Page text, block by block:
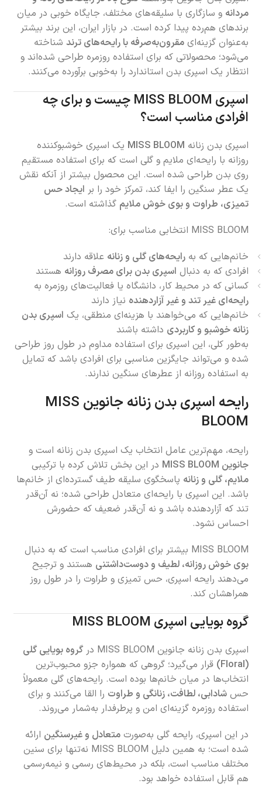
مردانه و سازگاری با سلیقه‌های مختلف، جایگاه خوبی در میان
برندهای هم‌رده پیدا کرده است. در بازار ایران، این برند بیشتر
به‌عنوان گزینه‌ایمقرون‌به‌صرفه با رایحه‌های ترند شناخته
می‌شود؛ محصولاتی که برای استفاده روزمره طراحی شده‌اند و
انتظار یک اسپری بدن استاندارد را به‌خوبی برآورده می‌کنند.
اسپری MISS BLOOM چیست و برای چه
افرادی مناسب است؟
اسپری بدن زنانه MISS BLOOM یک اسپری خوشبوکننده
روزانه با رایحه‌ای ملایم و گلی است که برای استفاده مستقیم
روی بدن طراحی شده است. این محصول بیشتر از آنکه نقش
یک عطر سنگین را ایفا کند، تمرکز خود را بر ایجاد حس
تمیزی، طراوت و بوی خوش ملایم گذاشته است.
MISS BLOOM انتخابی مناسب برای:
خانم‌هایی که بهرایحه‌های گلی و زنانه علاقه دارند
افرادی که به دنبال اسپری بدن برای مصرف روزانه هستند
کسانی که در محیط کار، دانشگاه یا فعالیت‌های روزمره به
رایحه‌ای غیر تند و غیر آزاردهنده نیاز دارند
خانم‌هایی که می‌خواهند با هزینه‌ای منطقی، یک اسپری بدن
زنانه خوشبو و کاربردی داشته باشند
به‌طور کلی، این اسپری برای استفاده مداوم در طول روز طراحی
شده و می‌تواند جایگزین مناسبی برای افرادی باشد که تمایل
به استفاده روزانه از عطرهای سنگین ندارند.
رایحه اسپری بدن زنانه جانوین MISS
BLOOM
رایحه، مهم‌ترین عامل انتخاب یک اسپری بدن زنانه است و
جانوین MISS BLOOM
در این بخش تلاش کرده با ترکیبی
ملایم، گلی و زنانه پاسخگوی سلیقه طیف گسترده‌ای از خانم‌ها
باشد. این اسپری با رایحه‌ای متعادل طراحی شده؛ نه آن‌قدر
تند که آزاردهنده باشد و نه آن‌قدر ضعیف که حضورش
احساس نشود.
MISS BLOOM بیشتر برای افرادی مناسب است که به دنبال
بوی خوش روزانه، لطیف و دوست‌داشتنی هستند و ترجیح
می‌دهند رایحه اسپری، حس تمیزی و طراوت را در طول روز
همراهشان کند.
گروه بویایی اسپری MISS BLOOM
اسپری بدن زنانه جانوین MISS BLOOM در
گروه بویایی گلی
(Floral)
قرار می‌گیرد؛ گروهی که همواره جزو محبوب‌ترین
انتخاب‌ها در میان خانم‌ها بوده است. رایحه‌های گلی معمولاً
حسشادابی، لطافت، زنانگی و طراوت را القا می‌کنند و برای
استفاده روزمره گزینه‌ای امن و پرطرفدار به‌شمار می‌روند.
در این اسپری، رایحه گلی به‌صورتمتعادل و غیرسنگین ارائه
شده است؛ به همین دلیل MISS BLOOM نه‌تنها برای سنین
مختلف مناسب است، بلکه در محیط‌های رسمی و نیمه‌رسمی
هم قابل استفاده خواهد بود.